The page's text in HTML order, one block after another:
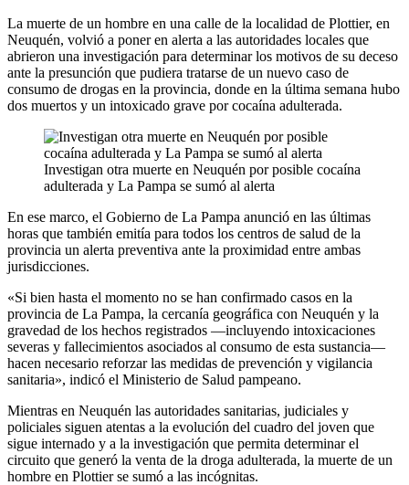
La muerte de un hombre en una calle de la localidad de Plottier, en
Neuquén, volvió a poner en alerta a las autoridades locales que
abrieron una investigación para determinar los motivos de su deceso
ante la presunción que pudiera tratarse de un nuevo caso de
consumo de drogas en la provincia, donde en la última semana hubo
dos muertos y un intoxicado grave por cocaína adulterada.
Investigan otra muerte en Neuquén por posible cocaína
adulterada y La Pampa se sumó al alerta
En ese marco, el Gobierno de La Pampa anunció en las últimas
horas que también emitía para todos los centros de salud de la
provincia un alerta preventiva ante la proximidad entre ambas
jurisdicciones.
«Si bien hasta el momento no se han confirmado casos en la
provincia de La Pampa, la cercanía geográfica con Neuquén y la
gravedad de los hechos registrados —incluyendo intoxicaciones
severas y fallecimientos asociados al consumo de esta sustancia—
hacen necesario reforzar las medidas de prevención y vigilancia
sanitaria», indicó el Ministerio de Salud pampeano.
Mientras en Neuquén las autoridades sanitarias, judiciales y
policiales siguen atentas a la evolución del cuadro del joven que
sigue internado y a la investigación que permita determinar el
circuito que generó la venta de la droga adulterada, la muerte de un
hombre en Plottier se sumó a las incógnitas.